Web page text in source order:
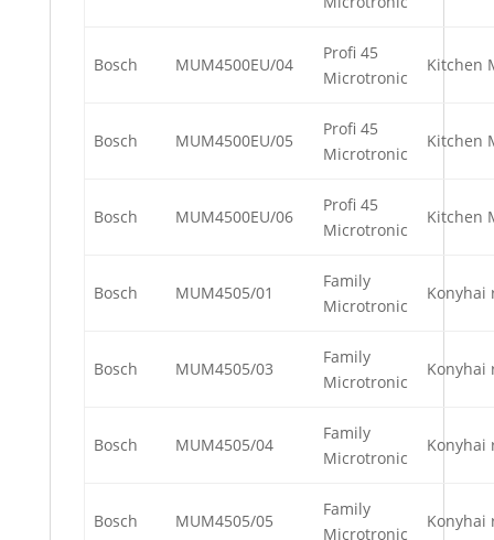
Bosch MUM4500EU/04
Profi 45
Microtronic
Kitchen
Bosch MUM4500EU/05
Profi 45
Microtronic
Kitchen
Bosch MUM4500EU/06
Profi 45
Microtronic
Kitchen
Bosch MUM4505/01
Family
Microtronic
Konyhai
Bosch MUM4505/03
Family
Microtronic
Konyhai
Bosch MUM4505/04
Family
Microtronic
Konyhai
Bosch MUM4505/05
Family
Microtronic
Konyhai